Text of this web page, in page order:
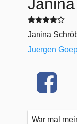
Janina
Juergen
War mal